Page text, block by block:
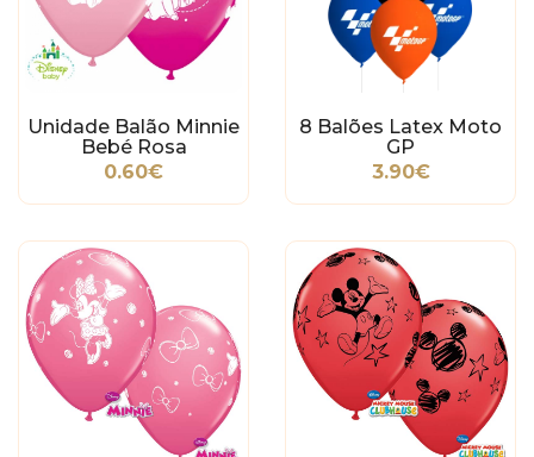
Unidade Balão Minnie
Bebé Rosa
0.60€
8 Balões Latex Moto
GP
3.90€